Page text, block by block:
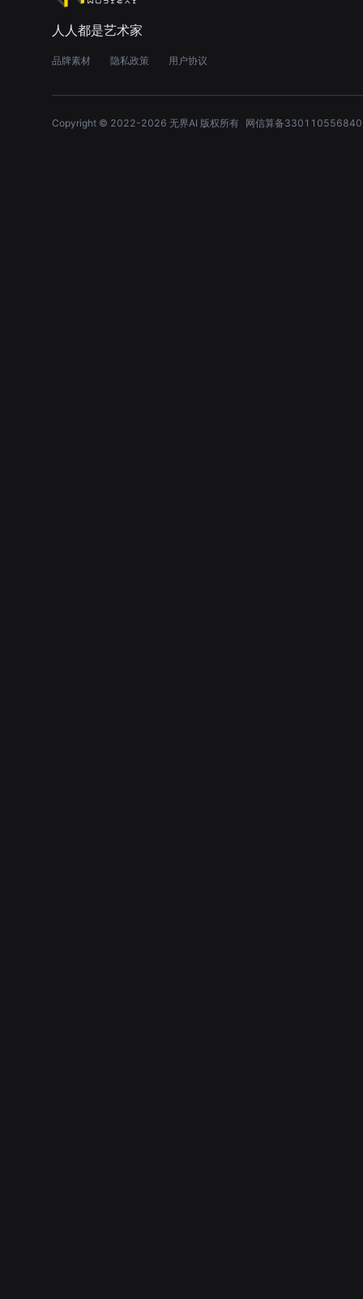
人人都是艺术家
品牌素材 隐私政策 用户协议
Copyright © 2022-2026 无界AI 版权所有 网信算备